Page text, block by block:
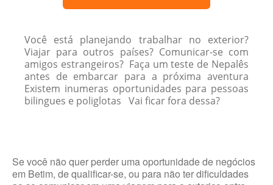
Você está planejando trabalhar no exterior?
Viajar para outros países? Comunicar-se com
amigos estrangeiros? Faça um teste de Nepalês
antes de embarcar para a próxima aventura
Existem inumeras oportunidades para pessoas
bilingues e poliglotas Vai ficar fora dessa?
Se você não quer perder uma oportunidade de negócios
em Betim, de qualificar-se, ou para não ter dificuldades